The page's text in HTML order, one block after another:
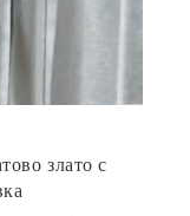
злато с